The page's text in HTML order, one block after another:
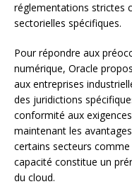
réglementations strictes
sectorielles spécifiques.
Pour répondre aux
numérique, Oracle
aux entreprises
des juridictions
conformité aux
maintenant les
certains secteurs
capacité constitue un
du cloud.